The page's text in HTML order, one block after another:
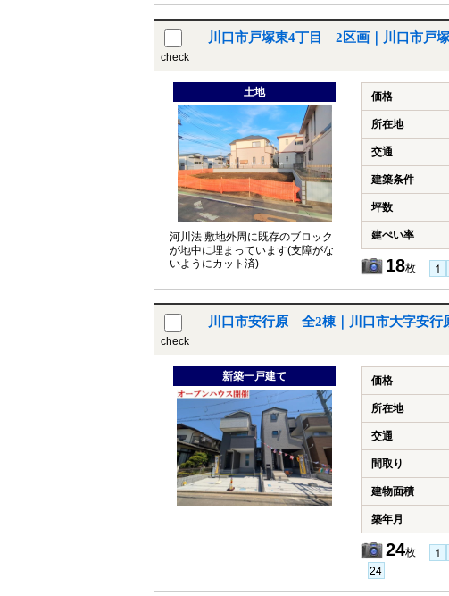
check
川口市戸塚東4丁目 2区画｜川口市戸
土地
河川法 敷地外周に既存のブロック
が地中に埋まっています(支障がな
いようにカット済)
価格
所在地
交通
建築条件
坪数
建ぺい率
18枚
check
川口市安行原 全2棟｜川口市大字安行
新築一戸建て 価格
所在地
交通
間取り
建物面積
築年月
24枚